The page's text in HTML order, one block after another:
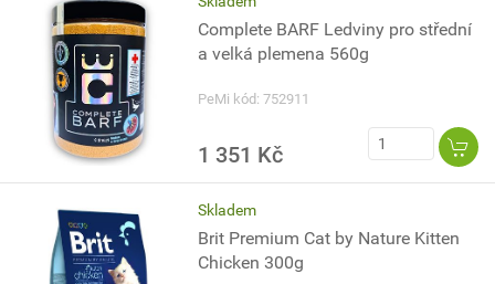
Complete BARF Ledviny pro střední
a velká plemena 560g
PeMi kód: 752911
1 351 Kč
Skladem
Brit Premium Cat by Nature Kitten
Chicken 300g